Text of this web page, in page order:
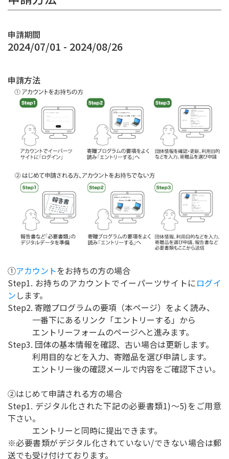
申請期間
2024/07/01 - 2024/08/26
申請方法
①アカウントをお持ちの方の場合
Step1. お持ちのアカウントでイーパーツサイトにログイ
ンします。
Step2. 寄贈プログラムの要項（本ページ）をよく読み、
一番下にあるリンク「エントリーする」から
エントリーフォームのページへと進みます。
Step3. 団体の基本情報を確認、古い場合は更新します。
利用目的などを入力、寄贈品を選び申請します。
エントリー後の確認メールで内容をご確認下さい。
②はじめて申請される方の場合
Step1. デジタル化された下記の必要書類1)〜5)をご用意
下さい。
エントリーと同時に提出できます。
※必要書類がデジタル化されていない/できない場合は郵
送でも受け付けております。